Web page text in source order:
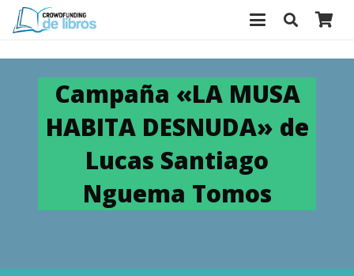
Campaña «LA MUSA
HABITA DESNUDA» de
Lucas Santiago
Nguema Tomos